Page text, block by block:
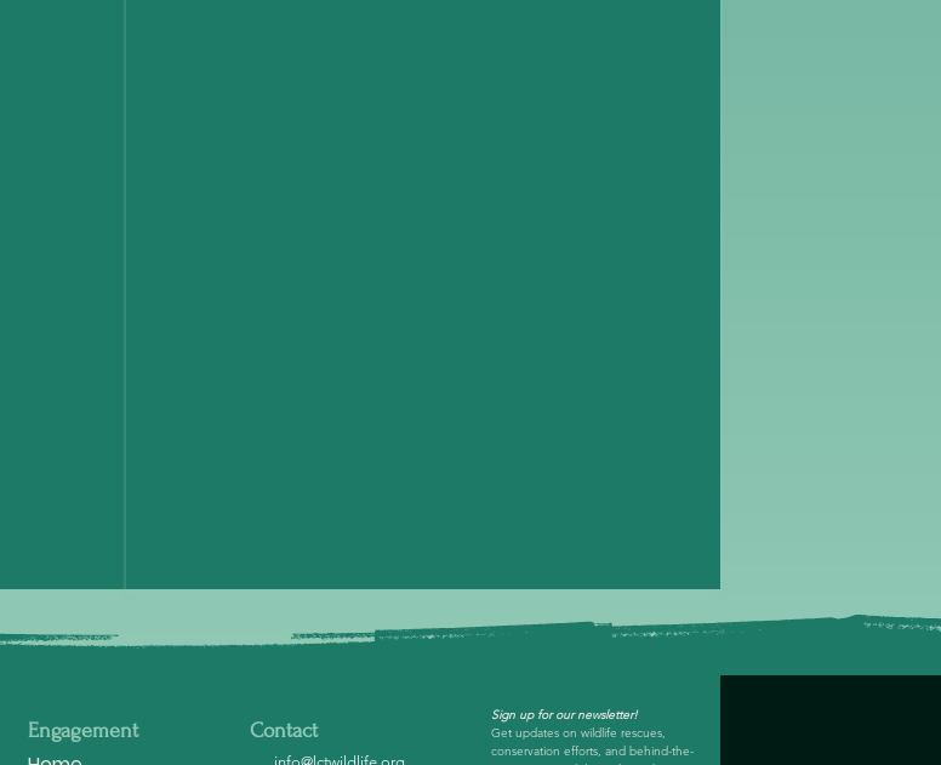
Engagement Contact
Sign up for our newsletter!
Get updates on wildlife rescues,
conservation efforts, and behind-the-